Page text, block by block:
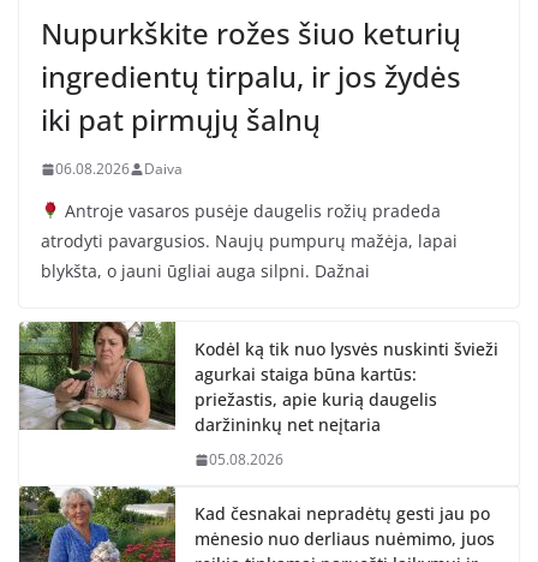
Nupurkškite rožes šiuo keturių
ingredientų tirpalu, ir jos žydės
iki pat pirmųjų šalnų
06.08.2026 Daiva
Antroje vasaros pusėje daugelis rožių pradeda
atrodyti pavargusios. Naujų pumpurų mažėja, lapai
blykšta, o jauni ūgliai auga silpni. Dažnai
Kodėl ką tik nuo lysvės nuskinti švieži
agurkai staiga būna kartūs:
priežastis, apie kurią daugelis
daržininkų net neįtaria
05.08.2026
Kad česnakai nepradėtų gesti jau po
mėnesio nuo derliaus nuėmimo, juos